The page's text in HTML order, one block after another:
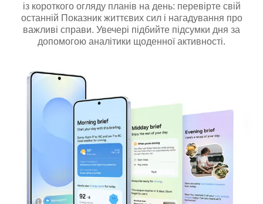
із короткого огляду планів на день: перевірте свій
останній Показник життєвих сил і нагадування про
важливі справи. Увечері підбийте підсумки дня за
допомогою аналітики щоденної активності.